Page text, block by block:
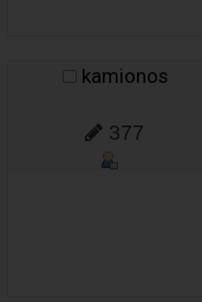
kamionos
377